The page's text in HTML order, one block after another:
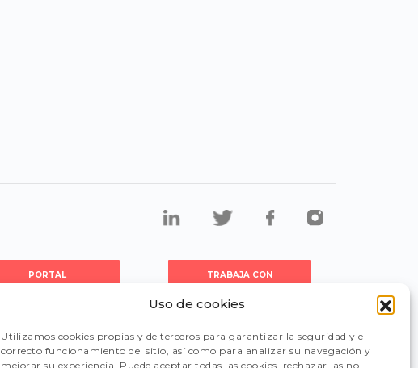
Uso de cookies
Utilizamos cookies propias y de terceros para garantizar la seguridad y el
correcto funcionamiento del sitio, así como para analizar su navegación y
mejorar su experiencia. Puede aceptar todas las cookies, rechazar las no
PORTAL
PROVEEDORES
LEGISLACIÓN
TRABAJA CON
NOSOTROS
FAQ